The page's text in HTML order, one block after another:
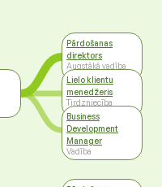
Pārdošanas
direktors
Augstākā vadība
Lielo klientu
menedžeris
Tirdzniecība
Business
Development
Manager
Vadība